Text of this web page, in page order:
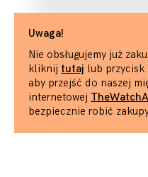
Uwaga!
Nie obsługujemy już
kliknij tutaj lub przycisk
aby przejść do naszej
internetowej
bezpiecznie robić